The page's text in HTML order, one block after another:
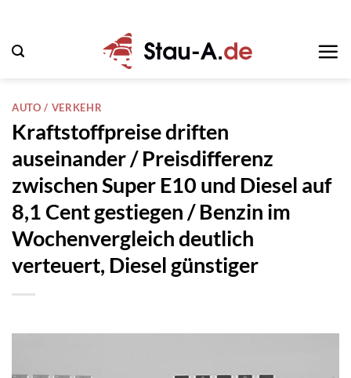
springen
AUTO / VERKEHR
Kraftstoffpreise driften
auseinander / Preisdifferenz
zwischen Super E10 und Diesel auf
8,1 Cent gestiegen / Benzin im
Wochenvergleich deutlich
verteuert, Diesel günstiger